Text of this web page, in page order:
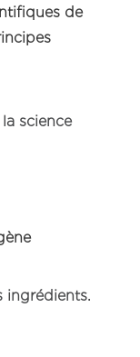
de
science
ingrédients.